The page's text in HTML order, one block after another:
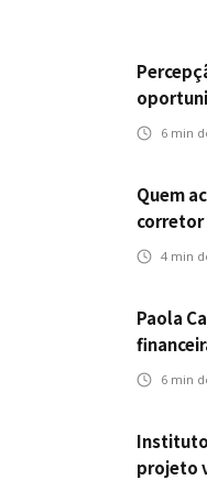
seguros
6 min
Quem
corretor
errado
4 min
Paola
da ENS
6 min
Instituto
projeto